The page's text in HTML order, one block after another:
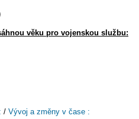
věku pro vojenskou službu:
/ Vývoj a změny v čase :